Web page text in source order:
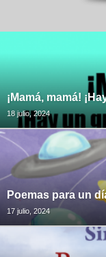
¡Mamá, mamá!
18 julio, 2024
Poemas para un
17 julio, 2024